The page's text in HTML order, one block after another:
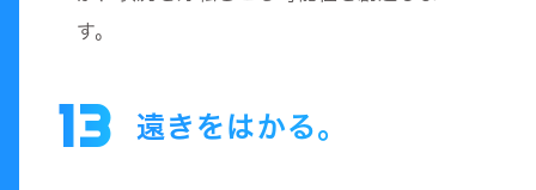
す。
13 遠きをはかる。